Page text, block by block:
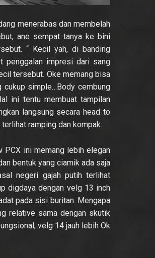
menerabas dan membelah
ane sempat tanya ke bini
“ Kecil yah, di banding
impresi dari sang
tersebut. Oke memang bisa
simple…Body cembung
ini tentu membuat tampilan
langsung secara head to
ramping dan kompak.
PCX ini memang lebih elegan
bentuk yang ciamik ada saja
negeri gajah putih terlihat
digdaya dengan velg 13 inch
pada sisi buritan. Mengapa
relative sama dengan skutik
velg 14 jauh lebih Ok